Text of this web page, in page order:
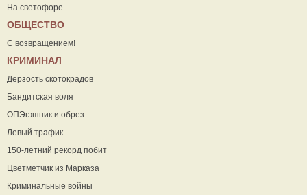
На светофоре
ОБЩЕСТВО
С возвращением!
КРИМИНАЛ
Дерзость скотокрадов
Бандитская воля
ОПЭгэшник и обрез
Левый трафик
150-летний рекорд побит
Цветметчик из Марказа
Криминальные войны